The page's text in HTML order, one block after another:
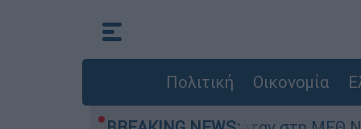
Πολιτική Οικονομία